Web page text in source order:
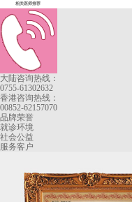
相关医师推荐
大陆咨询热线：
0755-61302632
香港咨询热线：
00852-62157070
品牌荣誉
就诊环境
社会公益
服务客户